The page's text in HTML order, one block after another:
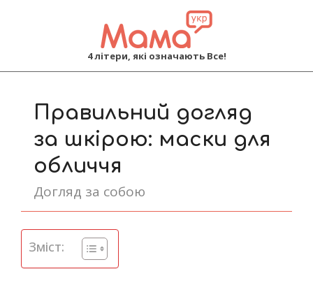
4 літери, які означають Все!
Правильний догляд
за шкірою: маски для
обличчя
Догляд за собою
Зміст: